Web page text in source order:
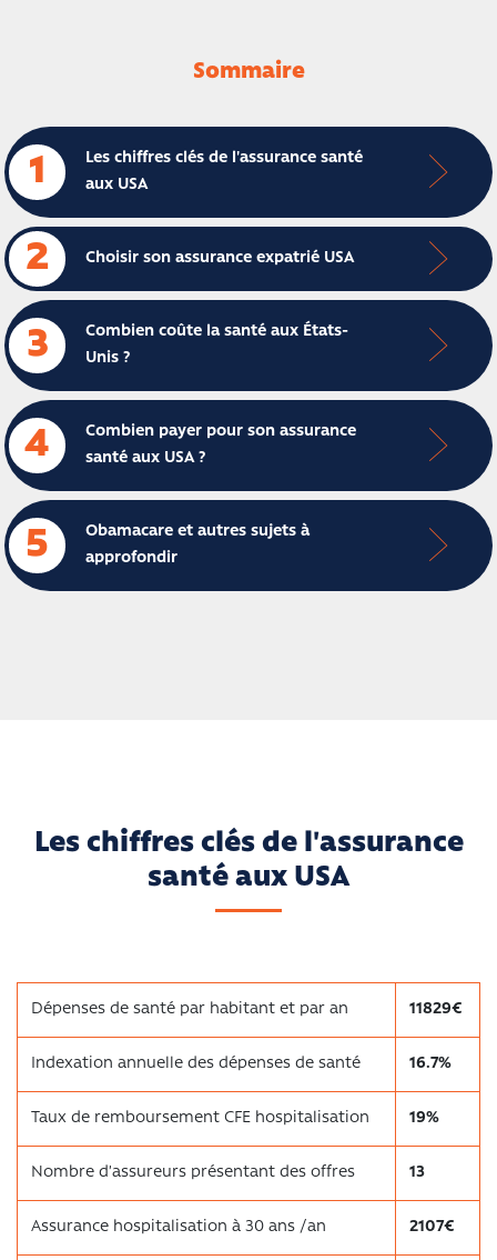
Sommaire
1
Les chiffres clés de l'assurance santé
aux USA
2 Choisir son assurance expatrié USA
3
Combien coûte la santé aux États-
Unis ?
4
Combien payer pour son assurance
santé aux USA ?
5
Obamacare et autres sujets à
approfondir
Les chiffres clés de l'assurance
santé aux USA
Dépenses de santé par habitant et par an 11829€
Indexation annuelle des dépenses de santé 16.7%
Taux de remboursement CFE hospitalisation 19%
Nombre d’assureurs présentant des offres 13
Assurance hospitalisation à 30 ans /an 2107€